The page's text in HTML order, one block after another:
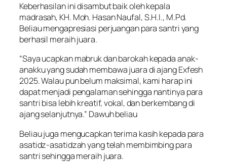
Keberhasilan ini disambut baik oleh kepala
madrasah, KH. Moh. Hasan Naufal, S.H.I., M.Pd.
Beliau mengapresiasi perjuangan para santri yang
berhasil meraih juara.
“Saya ucapkan mabruk dan barokah kepada anak-
anakku yang sudah membawa juara di ajang Exfesh
2025. Walau pun belum maksimal, kami harap ini
dapat menjadi pengalaman sehingga nantinya para
santri bisa lebih kreatif, vokal, dan berkembang di
ajang selanjutnya.” Dawuh beliau
Beliau juga mengucapkan terima kasih kepada para
asatidz-asatidzah yang telah membimbing para
santri sehingga meraih juara.